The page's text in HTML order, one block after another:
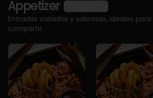
Appetizer
Entradas variadas y sabrosas, ideales
compartir.